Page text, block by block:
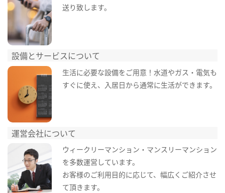
送り致します。
設備とサービスについて
生活に必要な設備をご用意！水道やガス・電気も
すぐに使え、入居日から通常に生活ができます。
運営会社について
ウィークリーマンション・マンスリーマンション
を多数運営しています。
お客様のご利用目的に応じて、幅広くご紹介させ
て頂きます。